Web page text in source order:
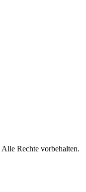
Rechte vorbehalten.